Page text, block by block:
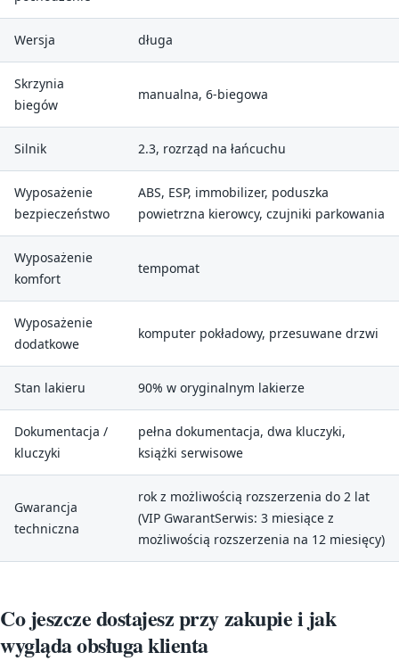
Wersja długa
Skrzynia
biegów
manualna, 6-biegowa
Silnik 2.3, rozrząd na łańcuchu
Wyposażenie
bezpieczeństwo
ABS, ESP, immobilizer, poduszka
powietrzna kierowcy, czujniki parkowania
Wyposażenie
komfort
tempomat
Wyposażenie
dodatkowe
komputer pokładowy, przesuwane drzwi
Stan lakieru 90% w oryginalnym lakierze
Dokumentacja /
kluczyki
pełna dokumentacja, dwa kluczyki,
książki serwisowe
Gwarancja
techniczna
rok z możliwością rozszerzenia do 2 lat
(VIP GwarantSerwis: 3 miesiące z
możliwością rozszerzenia na 12 miesięcy)
Co jeszcze dostajesz przy zakupie i jak
wygląda obsługa klienta